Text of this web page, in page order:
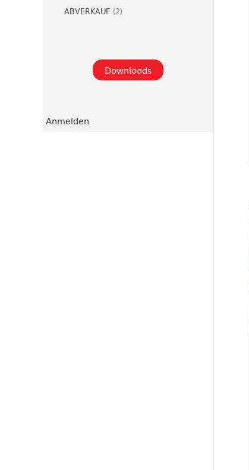
ABVERKAUF (2)
Downloads
Anmelden